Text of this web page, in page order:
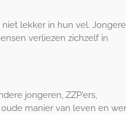
lekker in hun vel.
verliezen zichzelf in
jongeren, ZZP'ers,
manier van leven en